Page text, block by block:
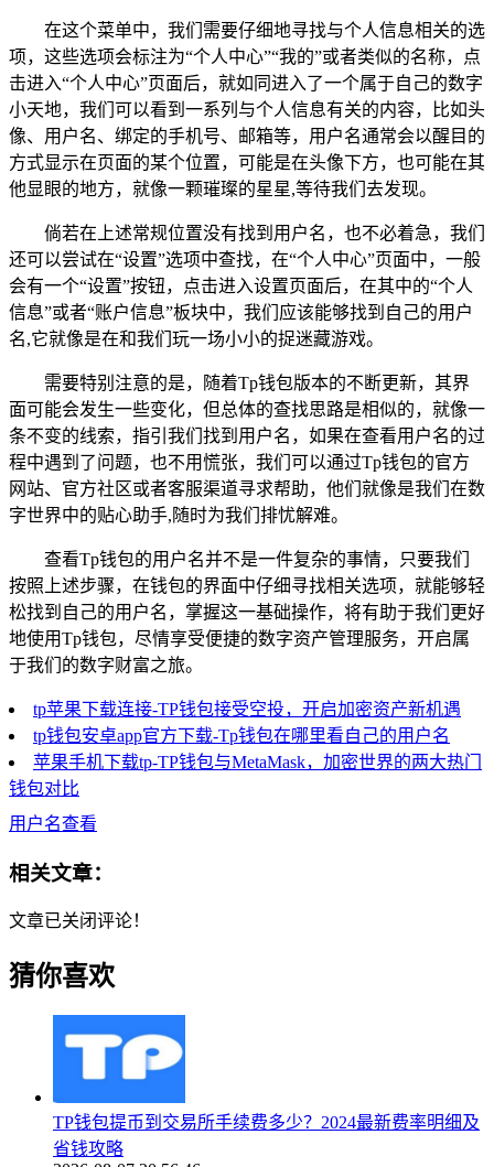
在这个菜单中，我们需要仔细地寻找与个人信息相关的选
项，这些选项会标注为“个人中心”“我的”或者类似的名称，点
击进入“个人中心”页面后，就如同进入了一个属于自己的数字
小天地，我们可以看到一系列与个人信息有关的内容，比如头
像、用户名、绑定的手机号、邮箱等，用户名通常会以醒目的
方式显示在页面的某个位置，可能是在头像下方，也可能在其
他显眼的地方，就像一颗璀璨的星星,等待我们去发现。
倘若在上述常规位置没有找到用户名，也不必着急，我们
还可以尝试在“设置”选项中查找，在“个人中心”页面中，一般
会有一个“设置”按钮，点击进入设置页面后，在其中的“个人
信息”或者“账户信息”板块中，我们应该能够找到自己的用户
名,它就像是在和我们玩一场小小的捉迷藏游戏。
需要特别注意的是，随着Tp钱包版本的不断更新，其界
面可能会发生一些变化，但总体的查找思路是相似的，就像一
条不变的线索，指引我们找到用户名，如果在查看用户名的过
程中遇到了问题，也不用慌张，我们可以通过Tp钱包的官方
网站、官方社区或者客服渠道寻求帮助，他们就像是我们在数
字世界中的贴心助手,随时为我们排忧解难。
查看Tp钱包的用户名并不是一件复杂的事情，只要我们
按照上述步骤，在钱包的界面中仔细寻找相关选项，就能够轻
松找到自己的用户名，掌握这一基础操作，将有助于我们更好
地使用Tp钱包，尽情享受便捷的数字资产管理服务，开启属
于我们的数字财富之旅。
tp苹果下载连接-TP钱包接受空投，开启加密资产新机遇
tp钱包安卓app官方下载-Tp钱包在哪里看自己的用户名
苹果手机下载tp-TP钱包与MetaMask，加密世界的两大热门
钱包对比
用户名查看
相关文章：
文章已关闭评论！
猜你喜欢
TP钱包提币到交易所手续费多少？2024最新费率明细及
省钱攻略